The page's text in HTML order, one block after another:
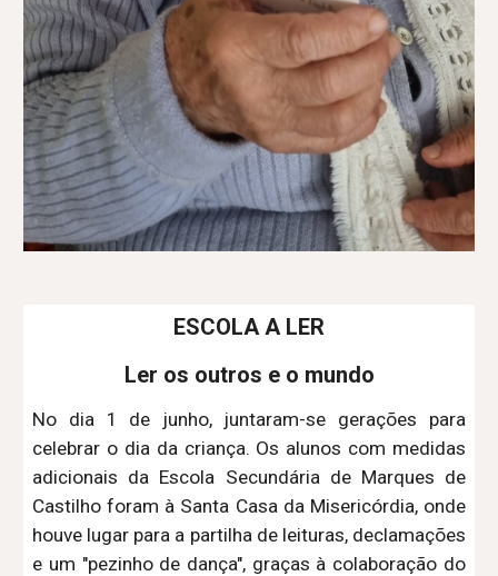
ESCOLA A LER
Ler os outros e o mundo
No dia 1 de junho, juntaram-se gerações para
celebrar o dia da criança. Os alunos com medidas
adicionais da Escola Secundária de Marques de
Castilho foram à Santa Casa da Misericórdia, onde
houve lugar para a partilha de leituras, declamações
e um "pezinho de dança", graças à colaboração do